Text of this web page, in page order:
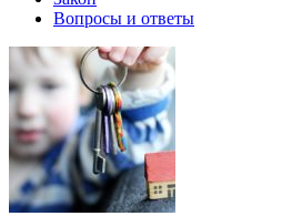
Вопросы и ответы